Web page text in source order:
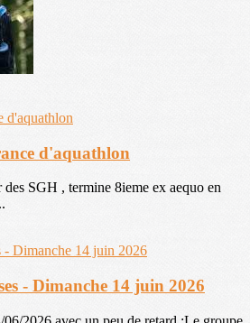
d'aquathlon
SGH , termine 8ieme ex aequo en
- Dimanche 14 juin 2026